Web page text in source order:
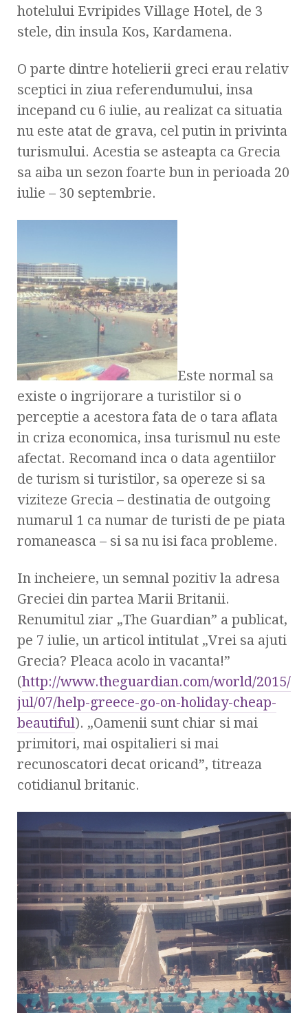
hotelului Evripides Village Hotel, de 3
stele, din insula Kos, Kardamena.
O parte dintre hotelierii greci erau relativ
sceptici in ziua referendumului, insa
incepand cu 6 iulie, au realizat ca situatia
nu este atat de grava, cel putin in privinta
turismului. Acestia se asteapta ca Grecia
sa aiba un sezon foarte bun in perioada 20
iulie – 30 septembrie.
Este normal sa
existe o ingrijorare a turistilor si o
perceptie a acestora fata de o tara aflata
in criza economica, insa turismul nu este
afectat. Recomand inca o data agentiilor
de turism si turistilor, sa opereze si sa
viziteze Grecia – destinatia de outgoing
numarul 1 ca numar de turisti de pe piata
romaneasca – si sa nu isi faca probleme.
In incheiere, un semnal pozitiv la adresa
Greciei din partea Marii Britanii.
Renumitul ziar „The Guardian” a publicat,
pe 7 iulie, un articol intitulat „Vrei sa ajuti
Grecia? Pleaca acolo in vacanta!”
(http://www.theguardian.com/world/2015/
jul/07/help-greece-go-on-holiday-cheap-
beautiful). „Oamenii sunt chiar si mai
primitori, mai ospitalieri si mai
recunoscatori decat oricand”, titreaza
cotidianul britanic.